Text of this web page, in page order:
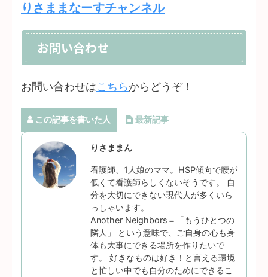
りさままなーすチャンネル
お問い合わせ
お問い合わせはこちらからどうぞ！
この記事を書いた人 最新記事
りさままん
看護師、1人娘のママ。HSP傾向で腰が
低くて看護師らしくないそうです。 自
分を大切にできない現代人が多くいら
っしゃいます。
Another Neighbors＝「もうひとつの
隣人」 という意味で、ご自身の心も身
体も大事にできる場所を作りたいで
す。 好きなものは好き！と言える環境
と忙しい中でも自分のためにできるこ